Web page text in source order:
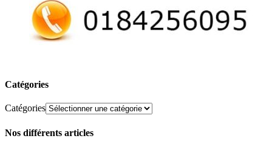
Catégories
Catégories
Nos différents articles